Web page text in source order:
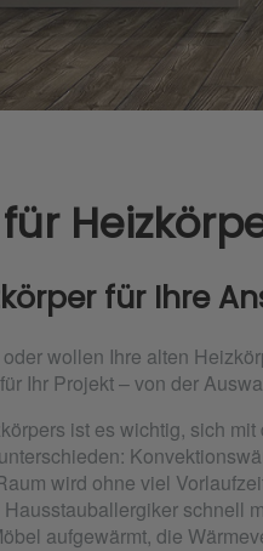
für Ihre
wollen Ihre alten
Ihr Projekt – von der
ist es wichtig, sich
wird ohne viel
schnell
aufgewärmt, die